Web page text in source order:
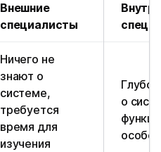
Внешние
специалисты
Ничего не
знают о
системе,
требуется
время для
изучения
о